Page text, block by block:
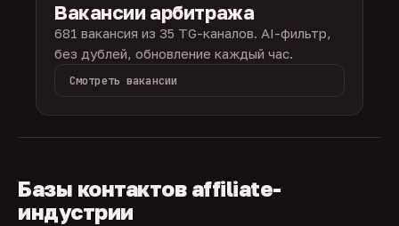
Вакансии арбитража
681 вакансия из 35 TG-каналов. AI-фильтр,
без дублей, обновление каждый час.
Смотреть вакансии
Базы контактов affiliate-
индустрии